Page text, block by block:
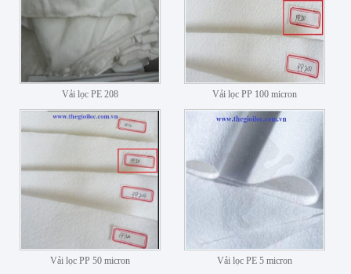
Vải lọc PE 208 Vải lọc PP 100 micron
Vải lọc PP 50 micron Vải lọc PE 5 micron